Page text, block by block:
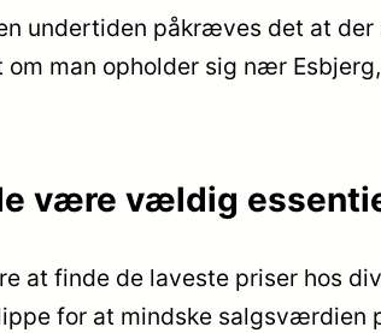
undertiden påkræves det at
man opholder sig nær
være vældig
at finde de laveste priser hos
for at mindske